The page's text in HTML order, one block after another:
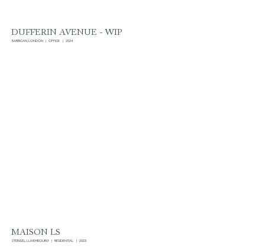
DUFFERIN AVENUE - WIP
BARBICAN, LONDON | OFFICE | 2024
MAISON LS
STEINSEL, LUXEMBOURG | RESIDENTIAL | 2023